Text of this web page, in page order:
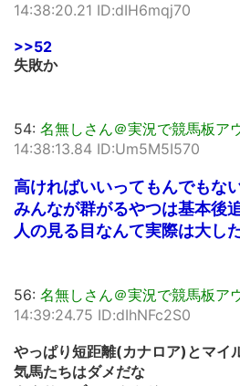
14:38:20.21 ID:dIH6mqj70
>>52
失敗か
54: 名無しさん＠実況で競馬板ア
14:38:13.84 ID:Um5M5I570
高ければいいってもんでもな
みんなが群がるやつは基本後
人の見る目なんて実際は大し
56: 名無しさん＠実況で競馬板ア
14:39:24.75 ID:dIhNFc2S0
やっぱり短距離(カナロア)とマイ
気馬たちはダメだな